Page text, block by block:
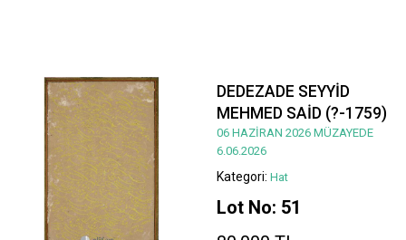
DEDEZADE SEYYİD
MEHMED SAİD (?-1759)
06 HAZİRAN 2026 MÜZAYEDE
6.06.2026
Kategori: Hat
Lot No: 51